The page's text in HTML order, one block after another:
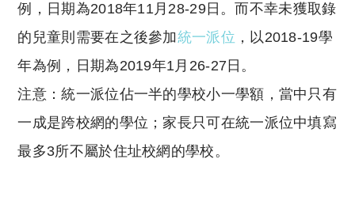
例，日期為2018年11月28-29日。而不幸未獲取錄
的兒童則需要在之後參加統一派位 ，以2018-19學
年為例，日期為2019年1月26-27日。
注意：統一派位佔一半的學校小一學額，當中只有
一成是跨校網的學位；家長只可在統一派位中填寫
最多3所不屬於住址校網的學校。